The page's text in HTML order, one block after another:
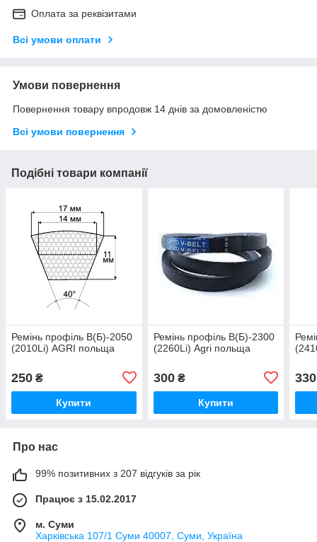
Оплата за реквізитами
Всі умови оплати
Умови повернення
Повернення товару впродовж 14 днів за домовленістю
Всі умови повернення
Подібні товари компанії
Ремінь профіль В(Б)-2050
(2010Li) AGRI польща
250 ₴
Купити
Ремінь профіль В(Б)-2300
(2260Li) Agri польща
300₴
Купити
330
Про нас
99% позитивних з 207 відгуків за рік
Працює з 15.02.2017
м. Суми
Харківська 107/1 Суми 40007, Суми, Україна